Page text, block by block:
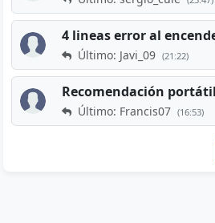
4 lineas error al
Último: Javi_09 (21:22)
Recomendación
Último: Francis07 (16:53)